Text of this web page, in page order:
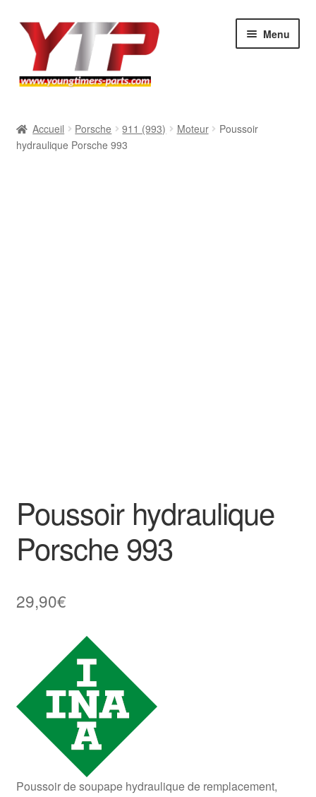
Aller
navigation
Aller
contenu
Menu
BMW
Accueil Porsche 911 (993) Moteur
Poussoir
hydraulique Porsche 993
Poussoir hydraulique
Porsche 993
29,90€
Poussoir de soupape hydraulique de remplacement,